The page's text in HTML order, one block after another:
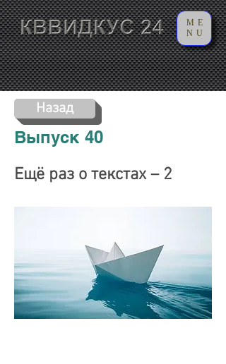
ME
NU
Назад
Выпуск 40
Ещё раз о текстах – 2